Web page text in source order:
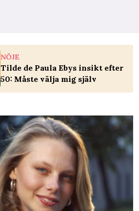
NÖJE
Tilde de Paula Ebys insikt efter
50: Måste välja mig själv